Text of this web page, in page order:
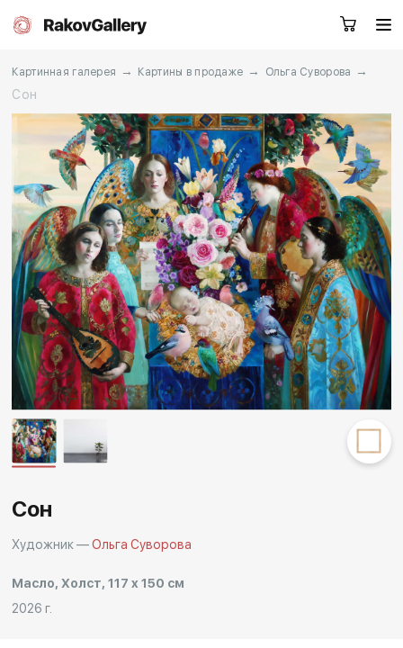
RU EN
Каталог Художники
О нас Услуги
События Контакты
Другие проекты
Rakov
baget
Заказать звонок
Картинная галерея → Картины в продаже → Ольга Суворова
→
Сон
Сон
Художник —Ольга Суворова
Масло, Холст, 117 x 150 см
2026 г.